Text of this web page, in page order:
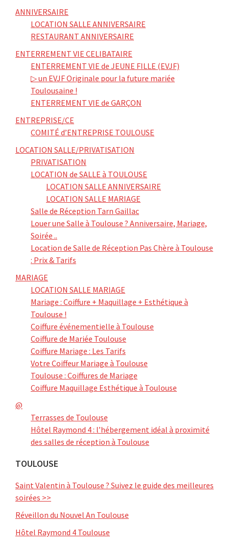
ANNIVERSAIRE
LOCATION SALLE ANNIVERSAIRE
RESTAURANT ANNIVERSAIRE
ENTERREMENT VIE CELIBATAIRE
ENTERREMENT VIE de JEUNE FILLE (EVJF)
▷ un EVJF Originale pour la future mariée
Toulousaine !
ENTERREMENT VIE de GARÇON
ENTREPRISE/CE
COMITÉ d’ENTREPRISE TOULOUSE
LOCATION SALLE/PRIVATISATION
PRIVATISATION
LOCATION de SALLE à TOULOUSE
LOCATION SALLE ANNIVERSAIRE
LOCATION SALLE MARIAGE
Salle de Réception Tarn Gaillac
Louer une Salle à Toulouse ? Anniversaire, Mariage,
Soirée ..
Location de Salle de Réception Pas Chère à Toulouse
: Prix & Tarifs
MARIAGE
LOCATION SALLE MARIAGE
Mariage : Coiffure + Maquillage + Esthétique à
Toulouse !
Coiffure événementielle à Toulouse
Coiffure de Mariée Toulouse
Coiffure Mariage : Les Tarifs
Votre Coiffeur Mariage à Toulouse
Toulouse : Coiffures de Mariage
Coiffure Maquillage Esthétique à Toulouse
@
Terrasses de Toulouse
Hôtel Raymond 4 : l’hébergement idéal à proximité
des salles de réception à Toulouse
TOULOUSE
Saint Valentin à Toulouse ? Suivez le guide des meilleures
soirées >>
Réveillon du Nouvel An Toulouse
Hôtel Raymond 4 Toulouse